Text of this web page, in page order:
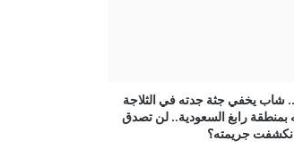
شاب يخفي جثة جدته في الثلاجة
بمنطقة رابغ السعودية.. لن تصدق
جريمته؟